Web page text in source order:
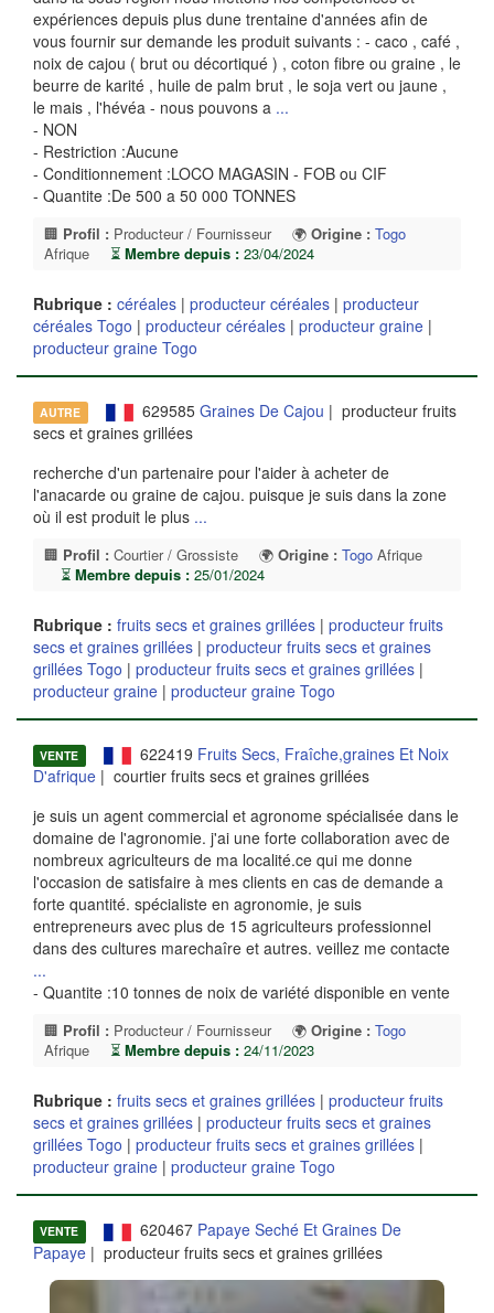
expériences depuis plus dune trentaine d'années afin de
vous fournir sur demande les produit suivants : - caco , café ,
noix de cajou ( brut ou décortiqué ) , coton fibre ou graine , le
beurre de karité , huile de palm brut , le soja vert ou jaune ,
le mais , l'hévéa - nous pouvons a ...
- NON
- Restriction :Aucune
- Conditionnement :LOCO MAGASIN - FOB ou CIF
- Quantite :De 500 a 50 000 TONNES
🏢 Profil : Producteur / Fournisseur 🌍 Origine : Togo
Afrique
⏳ Membre depuis : 23/04/2024
Rubrique : céréales | producteur céréales | producteur
céréales Togo | producteur céréales | producteur graine |
producteur graine Togo
AUTRE 629585 Graines De Cajou | producteur fruits
secs et graines grillées
recherche d'un partenaire pour l'aider à acheter de
l'anacarde ou graine de cajou. puisque je suis dans la zone
où il est produit le plus ...
🏢 Profil : Courtier / Grossiste 🌍 Origine : Togo Afrique
⏳ Membre depuis : 25/01/2024
Rubrique : fruits secs et graines grillées | producteur fruits
secs et graines grillées | producteur fruits secs et graines
grillées Togo | producteur fruits secs et graines grillées |
producteur graine | producteur graine Togo
VENTE 622419 Fruits Secs, Fraîche,graines Et Noix
D'afrique | courtier fruits secs et graines grillées
je suis un agent commercial et agronome spécialisée dans le
domaine de l'agronomie. j'ai une forte collaboration avec de
nombreux agriculteurs de ma localité.ce qui me donne
l'occasion de satisfaire à mes clients en cas de demande a
forte quantité. spécialiste en agronomie, je suis
entrepreneurs avec plus de 15 agriculteurs professionnel
dans des cultures marechaîre et autres. veillez me contacte
...
- Quantite :10 tonnes de noix de variété disponible en vente
🏢 Profil : Producteur / Fournisseur 🌍 Origine : Togo
Afrique
⏳ Membre depuis : 24/11/2023
Rubrique : fruits secs et graines grillées | producteur fruits
secs et graines grillées | producteur fruits secs et graines
grillées Togo | producteur fruits secs et graines grillées |
producteur graine | producteur graine Togo
VENTE 620467 Papaye Seché Et Graines De
Papaye | producteur fruits secs et graines grillées